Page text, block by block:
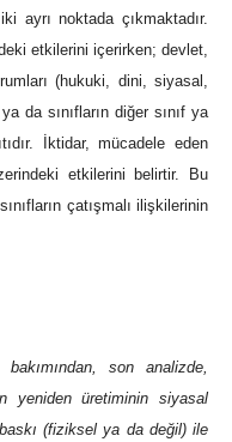
ayrı noktada çıkmaktadır.
etkilerini içerirken; devlet,
(hukuki, dini, siyasal,
da sınıfların diğer sınıf ya
İktidar, mücadele eden
etkilerini belirtir. Bu
çatışmalı ilişkilerinin
son analizde,
yeniden üretiminin siyasal
(fiziksel ya da değil) ile